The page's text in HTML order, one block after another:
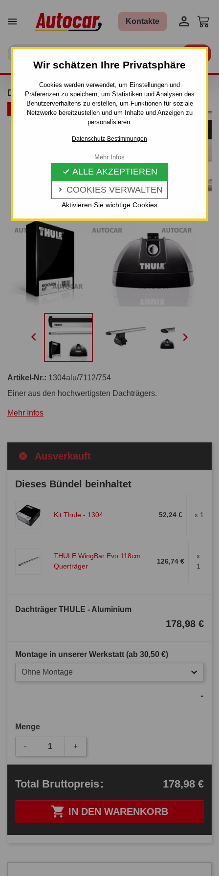
Wir schätzen Ihre Privatsphäre
Cookies werden verwendet, um Einstellungen und
Präferenzen zu speichern, um Statistiken und Analysen des
Benutzerverhaltens zu erstellen, um Funktionen für soziale
Netzwerke bereitzustellen und um Inhalte und Anzeigen zu
personalisieren.
Datenschutz-Bestimmungen
 COOKIES VERWALTEN
 ALLE AKZEPTIEREN
Aktivieren Sie wichtige Cookies
Mehr Infos
 Kontakte 
DACHTRÄGER THULE - ALUMINIUM
ARTIKELBÜNDEL
 
Artikel-Nr.: 1304alu/7112/754
Einer aus den hochwertigsten Dachträgers.
Mehr Infos
Ausverkauft
Dieses Bündel beinhaltet
Kit Thule - 1304 52,24 € x 1
THULE WingBar Evo 118cm
Querträger
126,74 €
x
1
Dachträger THULE - Aluminium
178,98 €
Montage in unserer Werkstatt (ab 30,50 €)
Ohne Montage
-
Menge
- +
 IN DEN WARENKORB
Total Bruttopreis: 178,98 €